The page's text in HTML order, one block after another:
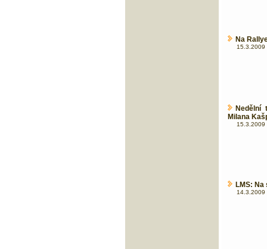
Na
15.3.2009
Milana
15.3.2009
LMS:
14.3.2009